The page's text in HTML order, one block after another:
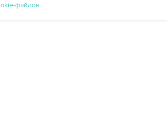
файлов .